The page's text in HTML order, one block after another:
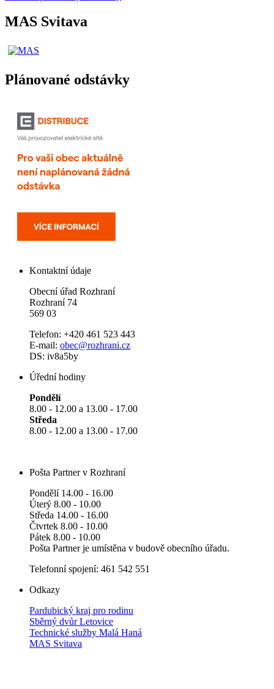
MAS Svitava
Plánované odstávky
Kontaktní údaje
Obecní úřad Rozhraní
Rozhraní 74
569 03
Telefon: +420 461 523 443
E-mail: obec@rozhrani.cz
DS: iv8a5by
Úřední hodiny
Pondělí
8.00 - 12.00 a 13.00 - 17.00
Středa
8.00 - 12.00 a 13.00 - 17.00
Pošta Partner v Rozhraní
Pondělí 14.00 - 16.00
Úterý 8.00 - 10.00
Středa 14.00 - 16.00
Čtvrtek 8.00 - 10.00
Pátek 8.00 - 10.00
Pošta Partner je umístěna v budově obecního úřadu.
Telefonní spojení: 461 542 551
Odkazy
Pardubický kraj pro rodinu
Sběrný dvůr Letovice
Technické služby Malá Haná
MAS Svitava